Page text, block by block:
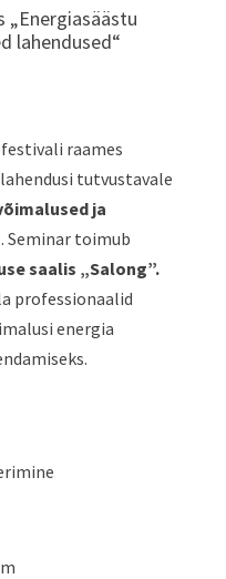
„Energiasäästu
lahendused“
raames
tutvustavale
ja
. Seminar toimub
saalis „Salong”.
professionaalid
energia